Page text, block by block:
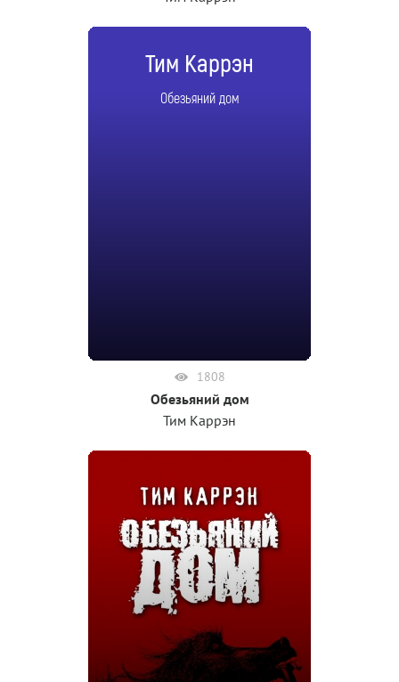
Тим Каррэн
Обезьяний дом
1808
Обезьяний дом
Тим Каррэн